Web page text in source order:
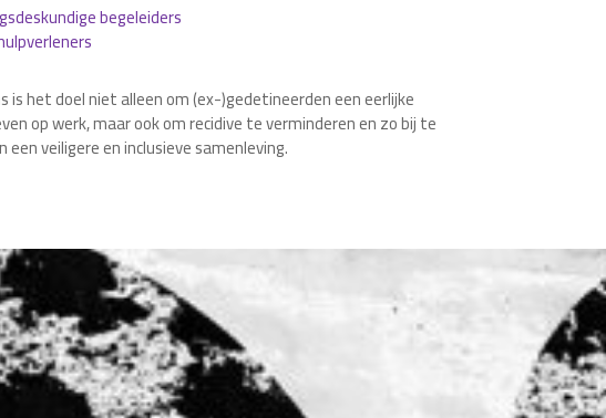
begeleiders
is het doel niet alleen om (ex-)gedetineerden een eerlijke
op werk, maar ook om recidive te verminderen en zo bij te
een veiligere en inclusieve samenleving.